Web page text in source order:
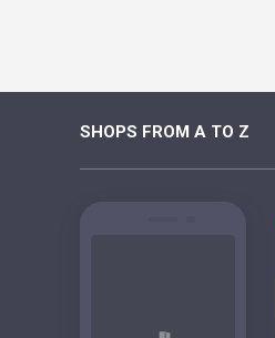
SHOPS FROM A TO Z